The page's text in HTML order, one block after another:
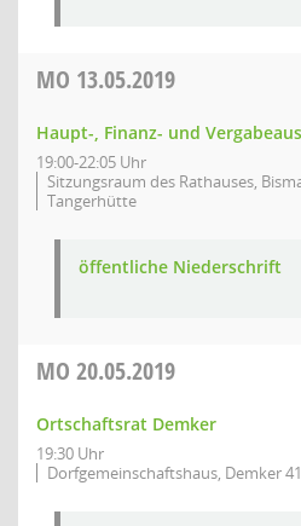
MO 13.05.2019
Haupt-, Finanz- und
19:00-22:05 Uhr
Sitzungsraum des Rathauses,
Tangerhütte
öffentliche Niederschrift
MO 20.05.2019
Ortschaftsrat Demker
19:30 Uhr
Dorfgemeinschaftshaus, Demker